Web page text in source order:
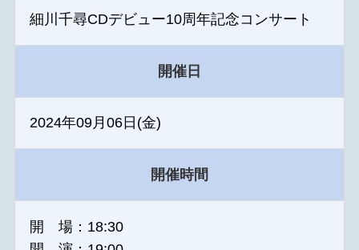
細川千尋CDデビュー10周年記念コンサート
開催日
2024年09月06日(金)
開催時間
開 場：18:30